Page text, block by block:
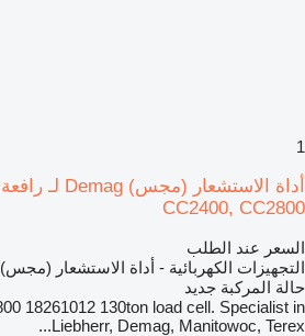
1
CC2400, CC2800
السعر عند الطلب
التجهيزات الكهربائية - أداة الاستشعار (مجس)
حالة المركبة جديد
18261012 130ton load cell. Specialist in
Liebherr, Demag, Manitowoc, Terex...